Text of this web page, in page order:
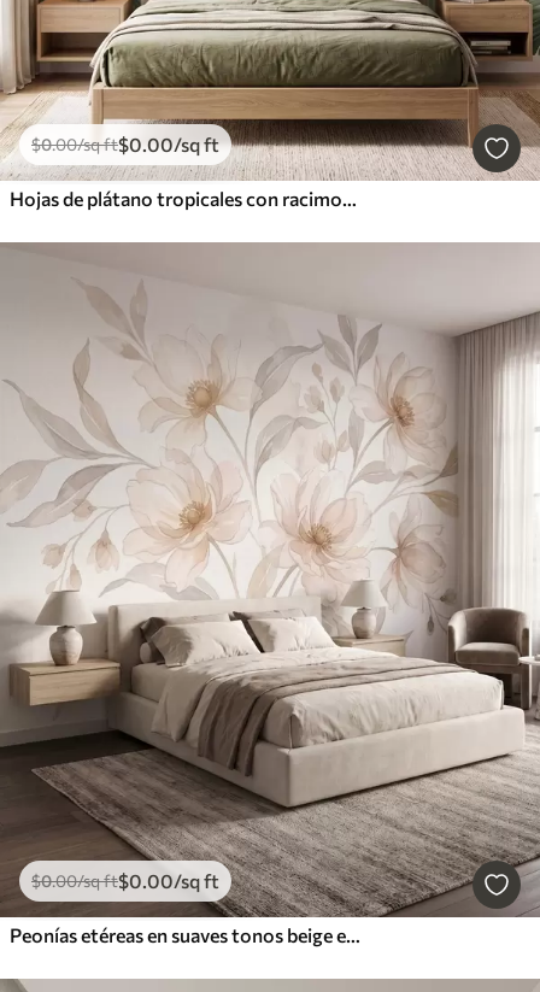
$0.00/sq ft$0 .00/sq ft
$0.00/sq ft$0 .00/sq ft